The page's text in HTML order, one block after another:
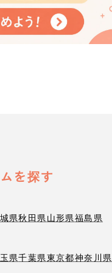
を探す
県秋田県山形県福島県
県千葉県東京都神奈川県